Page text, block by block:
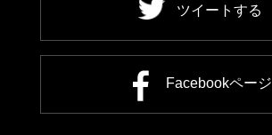
ツイートする
Facebookページ